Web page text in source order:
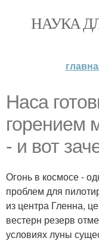
НАУКА
Наса
горением
- и вот
Огонь в космосе -
проблем для
из центра Гленна,
вестерн резерв
условиях луны